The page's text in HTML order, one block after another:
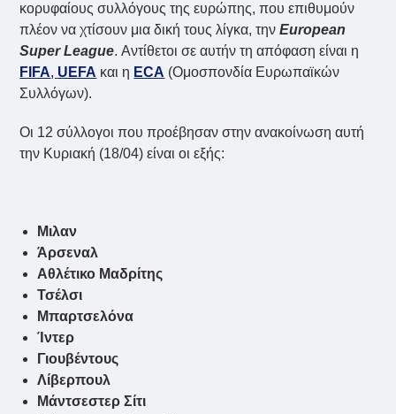
κορυφαίους συλλόγους της ευρώπης, που επιθυμούν
πλέον να χτίσουν μια δική τους λίγκα, τηνEuropean
Super League. Αντίθετοι σε αυτήν τη απόφαση είναι η
FIFA, UEFA και η ECA (Ομοσπονδία Ευρωπαϊκών
Συλλόγων).
Οι 12 σύλλογοι που προέβησαν στην ανακοίνωση αυτή
την Κυριακή (18/04) είναι οι εξής:
Μιλαν
Άρσεναλ
Αθλέτικο Μαδρίτης
Τσέλσι
Μπαρτσελόνα
Ίντερ
Γιουβέντους
Λίβερπουλ
Μάντσεστερ Σίτι